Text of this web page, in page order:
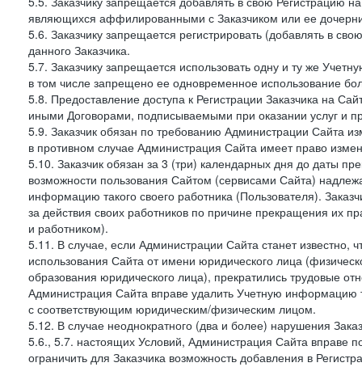
являющихся аффилированными с Заказчиком или ее
5.6. Заказчику запрещается регистрировать (добавлять в
данного Заказчика.
5.7. Заказчику запрещается использовать одну и ту же
в том числе запрещено ее одновременное использование
5.8. Предоставление доступа к Регистрации Заказчика на
иными Договорами, подписываемыми при оказании услуг и
5.9. Заказчик обязан по требованию Администрации Сайта
в противном случае Администрация Сайта имеет право
5.10. Заказчик обязан за 3 (три) календарных дня до даты
возможности пользования Сайтом (сервисами Сайта)
информацию такого своего работника (Пользователя).
за действия своих работников по причине прекращения их
и работником).
5.11. В случае, если Администрации Сайта станет
использования Сайта от имени юридического лица
образования юридического лица), прекратились трудовые
Администрация Сайта вправе удалить Учетную информацию
с соответствующим юридическим/физическим лицом.
5.12. В случае неоднократного (два и более) нарушения
5.6., 5.7. настоящих Условий, Администрация Сайта вправе
ограничить для Заказчика возможность добавления в